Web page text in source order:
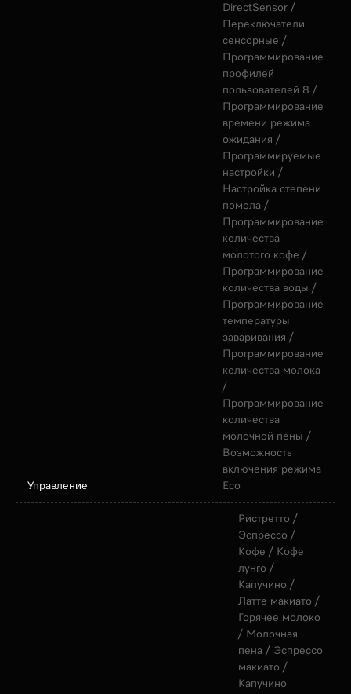
Управление
DirectSensor /
Переключатели
сенсорные /
Программирование
профилей
пользователей 8 /
Программирование
времени режима
ожидания /
Программируемые
настройки /
Настройка степени
помола /
Программирование
количества
молотого кофе /
Программирование
количества воды /
Программирование
температуры
заваривания /
Программирование
количества молока
/
Программирование
количества
молочной пены /
Возможность
включения режима
Eco
Ристретто /
Эспрессо /
Кофе / Кофе
лунго /
Капучино /
Латте макиато /
Горячее молоко
/ Молочная
пена / Эспрессо
макиато /
Капучино